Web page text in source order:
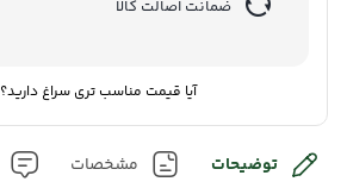
ضمانت اصالت کالا
آیا قیمت مناسب تری سراغ دارید؟
توضیحات مشخصات